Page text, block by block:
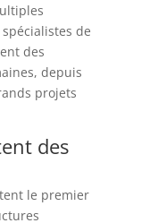
de
des
depuis
projets
des
le premier